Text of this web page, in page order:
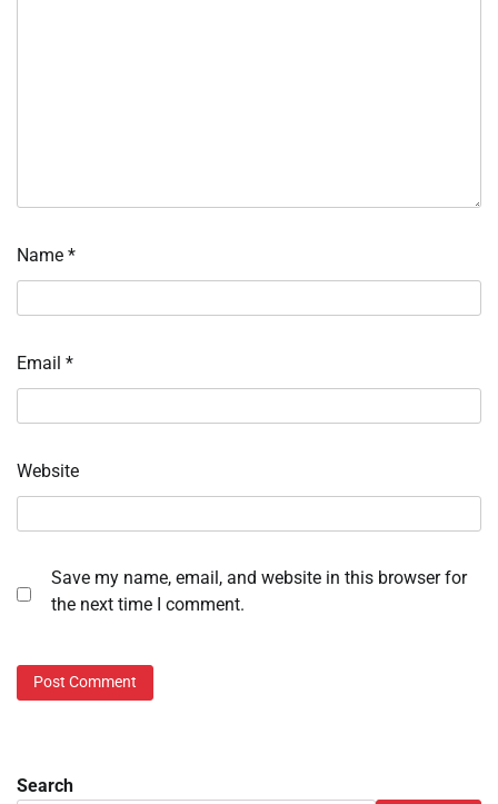
Name *
Email *
Website
Save my name, email, and website in this browser for
the next time I comment.
Search